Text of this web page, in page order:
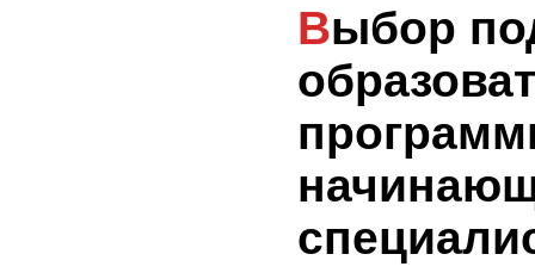
Выбор подходящей